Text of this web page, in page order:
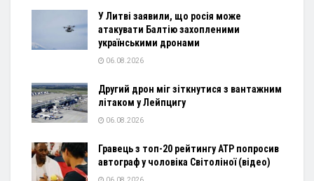
У Литві заявили, що росія може
атакувати Балтію захопленими
українськими дронами
06.08.2026
Другий дрон міг зіткнутися з вантажним
літаком у Лейпцигу
06.08.2026
Гравець з топ-20 рейтингу ATP попросив
автограф у чоловіка Світоліної (відео)